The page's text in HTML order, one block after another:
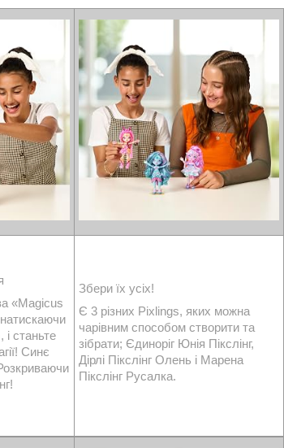
«Magicus
станьте
Синє
Збери їх усіх!
Є 3 різних Pixlings, яких можна
чарівним способом створити та
зібрати; Єдиноріг Юнія Пікслінг,
Дірлі Пікслінг Олень і Марена
Пікслінг Русалка.